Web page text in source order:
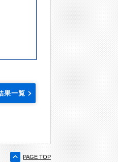
果一覧
PAGE TOP